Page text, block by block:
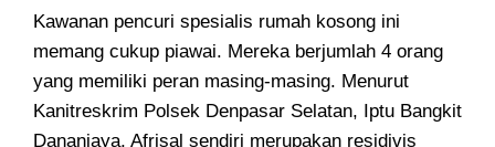
Kawanan pencuri spesialis rumah kosong ini
memang cukup piawai. Mereka berjumlah 4 orang
yang memiliki peran masing-masing. Menurut
Kanitreskrim Polsek Denpasar Selatan, Iptu Bangkit
Dananjaya, Afrisal sendiri merupakan residivis